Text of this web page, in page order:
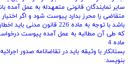
سایر نمایندگان قانونی متعهدله به عمل آمده
متقاضی را محرز بدارد پیوست شود و اگر اختیار
باشد با توجه به ماده 226 قانون
که طی آن مطالبه به عمل آمده پیوست
ماده 4
بستانکار با وثیقه باید در تقاضانامه صدور
بنویسد: